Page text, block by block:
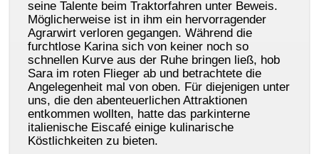
seine Talente beim Traktorfahren unter Beweis.
Möglicherweise ist in ihm ein hervorragender
Agrarwirt verloren gegangen. Während die
furchtlose Karina sich von keiner noch so
schnellen Kurve aus der Ruhe bringen ließ, hob
Sara im roten Flieger ab und betrachtete die
Angelegenheit mal von oben. Für diejenigen unter
uns, die den abenteuerlichen Attraktionen
entkommen wollten, hatte das parkinterne
italienische Eiscafé einige kulinarische
Köstlichkeiten zu bieten.